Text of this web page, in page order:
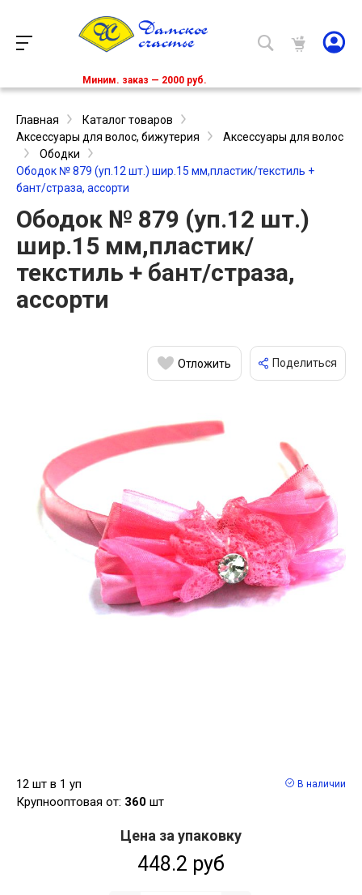
Миним. заказ — 2000 руб.
Главная
Каталог товаров
Аксессуары для волос, бижутерия
Аксессуары для волос
Ободки
Ободок № 879 (уп.12 шт.) шир.15 мм,пластик/текстиль +
бант/страза, ассорти
Ободок № 879 (уп.12 шт.)
шир.15 мм,пластик/
текстиль + бант/страза,
ассорти
Отложить Поделиться
12 шт в 1 уп
Крупнооптовая от: 360 шт
В наличии
Цена за упаковку
448.2 руб